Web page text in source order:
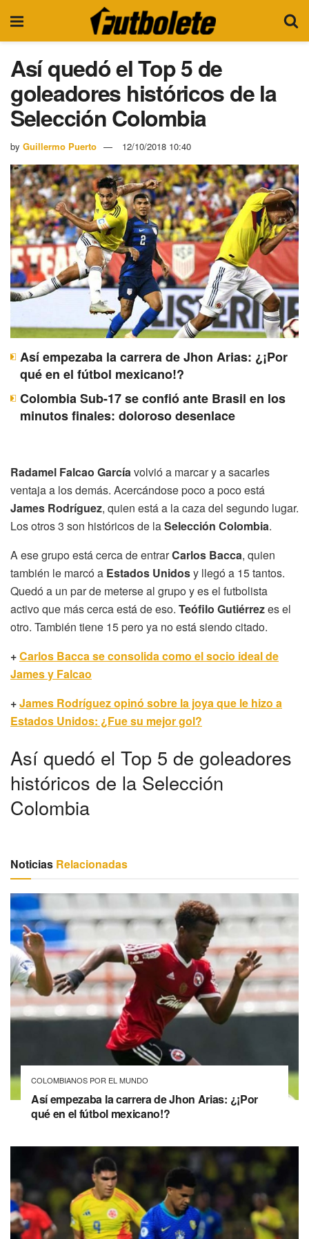
Así quedó el Top 5 de
goleadores históricos de la
Selección Colombia
by Guillermo Puerto 12/10/2018 10:40
Así empezaba la carrera de Jhon Arias: ¿¡Por
qué en el fútbol mexicano!?
Colombia Sub-17 se confió ante Brasil en los
minutos finales: doloroso desenlace
Radamel Falcao García volvió a marcar y a sacarles
ventaja a los demás. Acercándose poco a poco está
James Rodríguez, quien está a la caza del segundo lugar.
Los otros 3 son históricos de laSelección Colombia.
A ese grupo está cerca de entrarCarlos Bacca, quien
también le marcó a Estados Unidosy llegó a 15 tantos.
Quedó a un par de meterse al grupo y es el futbolista
activo que más cerca está de eso. Teófilo Gutiérrezes el
otro. También tiene 15 pero ya no está siendo citado.
+Carlos Bacca se consolida como el socio ideal de
James y Falcao
+James Rodríguez opinó sobre la joya que le hizo a
Estados Unidos: ¿Fue su mejor gol?
Así quedó el Top 5 de goleadores
históricos de la Selección
Colombia
Noticias Relacionadas
COLOMBIANOS POR EL MUNDO
Así empezaba la carrera de Jhon Arias: ¿¡Por
qué en el fútbol mexicano!?